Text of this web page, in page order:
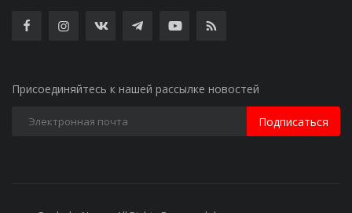
Присоединяйтесь к нашей рассылке новостей
Подписаться